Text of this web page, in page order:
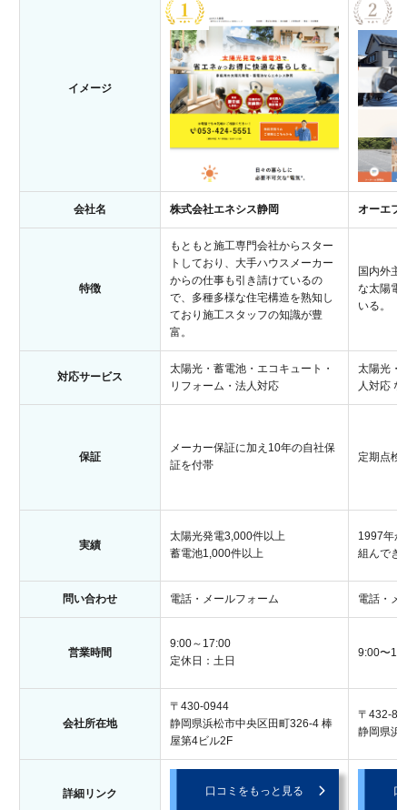
イメージ
会社名 株式会社エネシス静岡 オーエフ
特徴
もともと施工専門会社からスター
トしており、大手ハウスメーカー
からの仕事も引き請けているの
で、多種多様な住宅構造を熟知し
ており施工スタッフの知識が豊
富。
国内外主
な太陽電
いる。
対応サービス
太陽光・蓄電池・エコキュート・
リフォーム・法人対応
太陽光・
人対応 な
保証
メーカー保証に加え10年の自社保
証を付帯
定期点検
実績
太陽光発電3,000件以上
蓄電池1,000件以上
1997年
組んでき
問い合わせ 電話・メールフォーム 電話・メ
営業時間
9:00～17:00
定休日：土日
9:00〜
会社所在地
〒430-0944
静岡県浜松市中央区田町326-4 棒
屋第4ビル2F
〒432-
静岡県浜
詳細リンク 口コミをもっと見る